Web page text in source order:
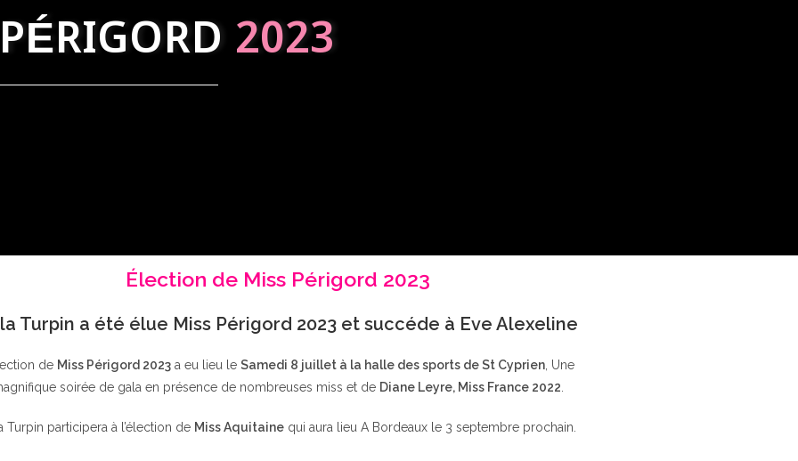
2023
Élection de Miss Périgord 2023
Turpin a été élue Miss Périgord 2023 et succéde à Eve Alexeline
de Miss Périgord 2023a eu lieu le Samedi 8 juillet à la halle des sports de St Cyprien, Une
soirée de gala en présence de nombreuses miss et de Diane Leyre, Miss France 2022
Turpin participera à l’élection de Miss Aquitaine qui aura lieu A Bordeaux le 3 septembre prochain.